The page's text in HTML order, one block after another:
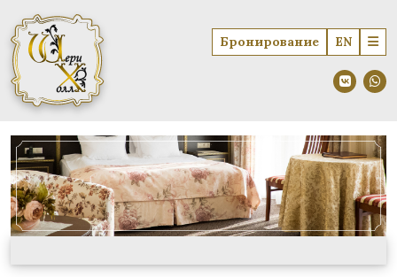
Бронирование EN